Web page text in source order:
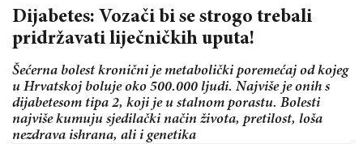
Dijabetes: Vozači bi se strogo trebali
pridržavati liječničkih uputa!
Šećerna bolest kronični je metabolički poremećaj od kojeg
u Hrvatskoj boluje oko 500.000 ljudi. Najviše je onih s
dijabetesom tipa 2, koji je u stalnom porastu. Bolesti
najviše kumuju sjedilački način života, pretilost, loša
nezdrava ishrana, ali i genetika